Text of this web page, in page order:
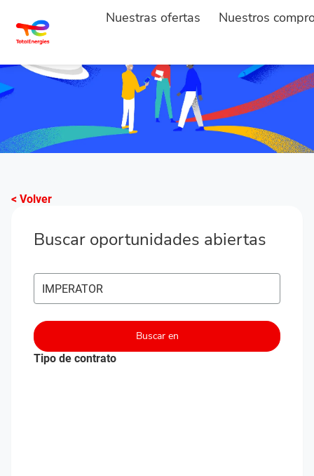
Nuestras ofertas Nuestros
< Volver
Buscar oportunidades abiertas
Buscar puestos vacantes
Buscar en
Tipo de contrato